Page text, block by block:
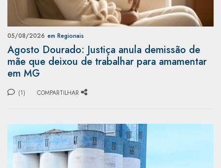
05/08/2026 em Regionais
Agosto Dourado: Justiça anula demissão de
mãe que deixou de trabalhar para amamentar
em MG
(1) COMPARTILHAR